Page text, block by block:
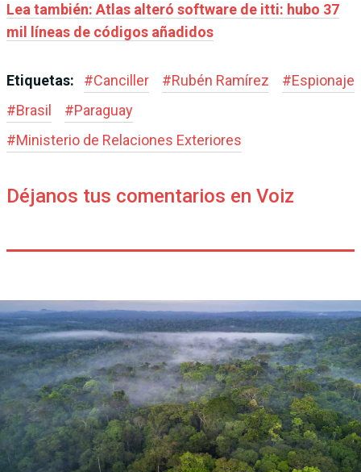
Lea también: Atlas alteró software de itti: hubo 37
mil líneas de códigos añadidos
Etiquetas: #Canciller #Rubén Ramírez #Espionaje
#Brasil #Paraguay
#Ministerio de Relaciones Exteriores
Déjanos tus comentarios en Voiz